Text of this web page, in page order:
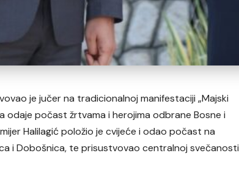
je jučer na tradicionalnoj manifestaciji „Majski
odaje počast žrtvama i herojima odbrane Bosne i
Halilagić položio je cvijeće i odao počast na
i Dobošnica, te prisustvovao centralnoj svečanosti